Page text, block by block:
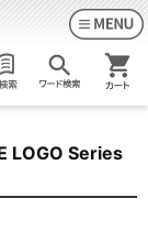
LOGO Series